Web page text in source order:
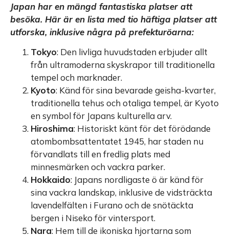
Japan har en mängd fantastiska platser att
besöka. Här är en lista med tio häftiga platser att
utforska, inklusive några på prefekturöarna:
Tokyo: Den livliga huvudstaden erbjuder allt
från ultramoderna skyskrapor till traditionella
tempel och marknader.
Kyoto: Känd för sina bevarade geisha-kvarter,
traditionella tehus och otaliga tempel, är Kyoto
en symbol för Japans kulturella arv.
Hiroshima: Historiskt känt för det förödande
atombombsattentatet 1945, har staden nu
förvandlats till en fredlig plats med
minnesmärken och vackra parker.
Hokkaido: Japans nordligaste ö är känd för
sina vackra landskap, inklusive de vidsträckta
lavendelfälten i Furano och de snötäckta
bergen i Niseko för vintersport.
Nara: Hem till de ikoniska hjortarna som